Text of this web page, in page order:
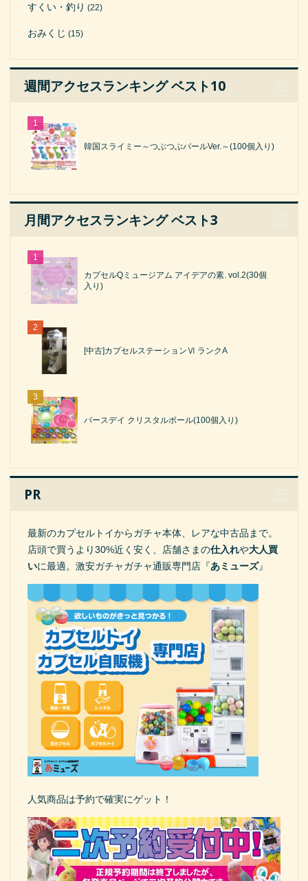
すくい・釣り (22)
おみくじ (15)
週間アクセスランキング ベスト10
韓国スライミー～つぶつぶパールVer.～(100個入り)
月間アクセスランキング ベスト3
カプセルQミュージアム アイデアの素. vol.2(30個
入り)
[中古]カプセルステーションⅥ ランクA
バースデイ クリスタルボール(100個入り)
PR
最新のカプセルトイからガチャ本体、レアな中古品まで。
店頭で買うより30%近く安く、店舗さまの仕入れや大人買
いに最適。激安ガチャガチャ通販専門店『あミューズ』
人気商品は予約で確実にゲット！